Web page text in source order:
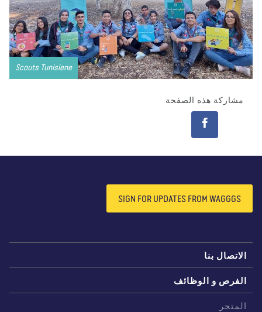
Scouts Tunisiene
مشاركة هذه الصفحة
SIGN FOR UPDATES FROM WAGGGS
بنا
و الوظائف